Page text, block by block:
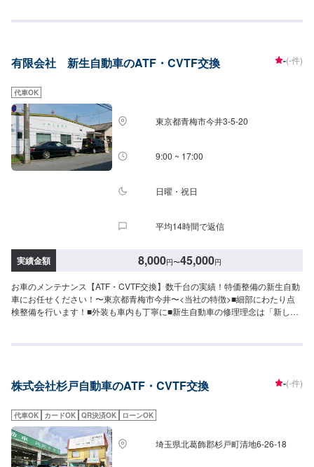
った…★保険を使えべきなのかわからない…などのご相談もお気軽にどう
ご納得いただければ作業開始【4】仕上がり次第納車-----納期について-----納
後する場合がございます。予めご了承ください。-----代車について-----無料の
代車をご用意しています。お車の作業中は代車をご利用ください。※代車の燃
料代はお客様にご負担いただいております。※内容などにより貸し出し出来か
ねる場合もございます。-----ご来店時の注意、受付方法-----入庫の際はお気を
つけてお越しください。駐車スペースは事務所前のお客様駐車スペースに駐
車してください。受付はスタッフへ「メンテモで予約しました」とお伝えく
ださい。ご案内いたします。
有限会社 新生自動車のATF・CVTF交換 -(-件)
代車OK
東京都青梅市今井3-5-20
9:00 ~ 17:00
日曜・祝日
平均14時間で返信
実績金額 8,000円〜45,000円
お車のメンテナンス【ATF・CVTF交換】数千台の実績！特価整備の新生自動
車にお任せください！〜東京都青梅市今井〜<当社の特徴>■細部にわたり点
検整備を行います！■外装も車内も丁寧に■新生自動車の修理理念は「新しく
り次第納車<パーツについて>パーツの持ち込み・販売も可能です！ご希望の
代車をご利用ください。※代車の燃料代はお客様にご負担いただいておりま
9:00~18:00
株式会社杉戸自動車のATF・CVTF交換 -(-件)
代車OK カードOK QR決済OK ローンOK
埼玉県北葛飾郡杉戸町清地6-26-18